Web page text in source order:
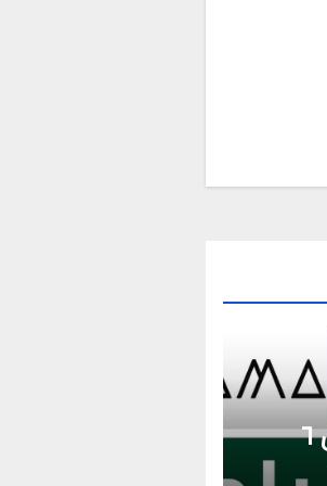
أخبار البلد – الخميس ٦